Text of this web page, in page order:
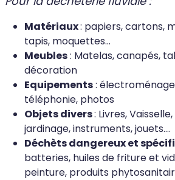
Matériaux: papiers, cartons,
tapis, moquettes...
Meubles: Matelas, canapés,
décoration
Equipements:
téléphonie, photos
Objets divers: Livres,
jardinage, instruments, jouets....
Déchèts dangereux et
batteries, huiles de friture et
peinture, produits